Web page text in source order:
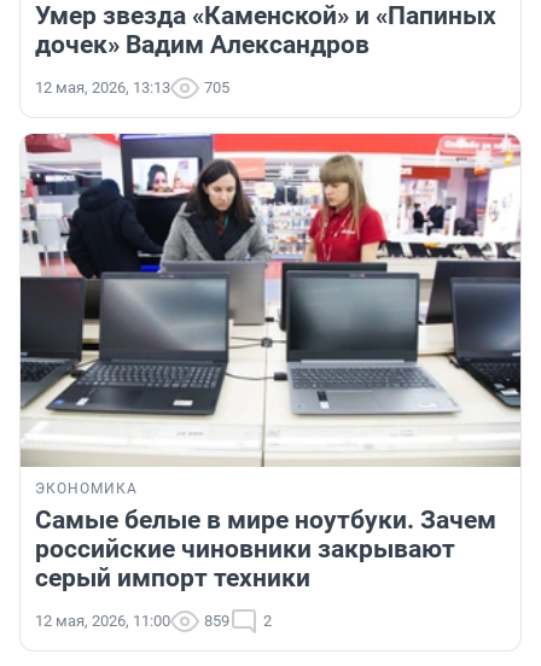
Умер звезда «Каменской» и «Папиных
дочек» Вадим Александров
12 мая, 2026, 13:13 705
ЭКОНОМИКА
Самые белые в мире ноутбуки. Зачем
российские чиновники закрывают
серый импорт техники
12 мая, 2026, 11:00 859 2